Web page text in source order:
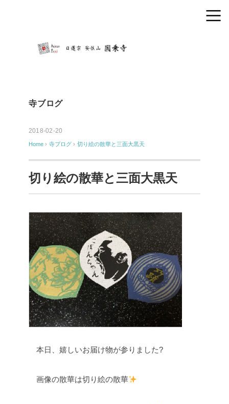
寺ブログ
2018-02-20
Home › 寺ブログ › 切り絵の散華と三面大黒天
切り絵の散華と三面大黒天
本日、嬉しいお届け物が参りました?
画像の散華は切り絵の散華